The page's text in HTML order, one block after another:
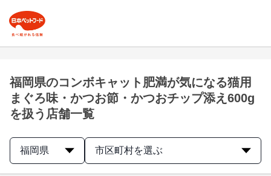
福岡県のコンボキャット肥満が気になる猫用
まぐろ味・かつお節・かつおチップ添え600g
を扱う店舗一覧
福岡県 市区町村を選ぶ